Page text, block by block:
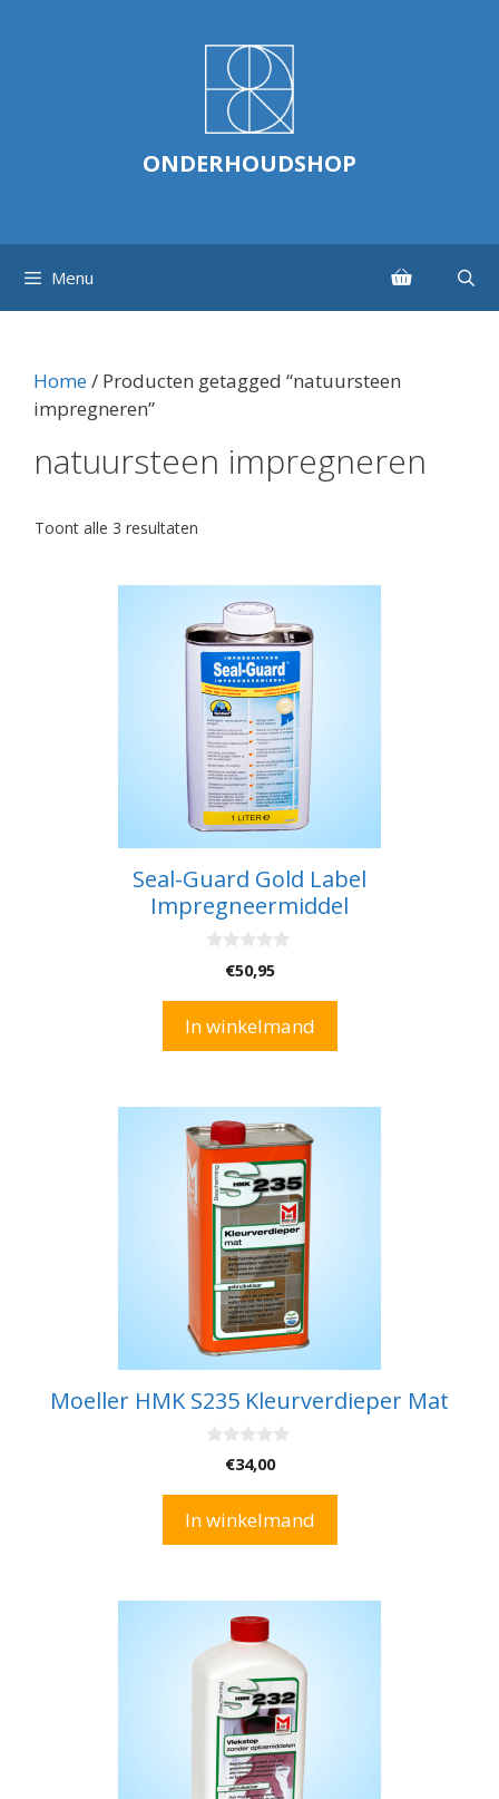
ONDERHOUDSHOP
Menu
Home/ Producten getagged “natuursteen
impregneren”
natuursteen impregneren
Toont alle 3 resultaten
Seal-Guard Gold Label
Impregneermiddel
5
€50,95
In winkelmand
Moeller HMK S235 Kleurverdieper Mat
5
€34,00
In winkelmand